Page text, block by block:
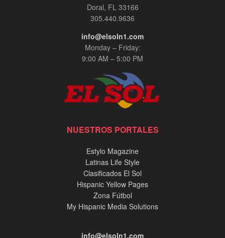
Doral, FL 33166
305.440.9636
info@elsoln1.com
Monday – Friday:
9:00 AM – 5:00 PM
NUESTROS PORTALES
Estylo Magazine
Latinas Life Style
Clasificados El Sol
Hispanic Yellow Pages
Zona Fútbol
My Hispanic Media Solutions
info@elsoln1.com